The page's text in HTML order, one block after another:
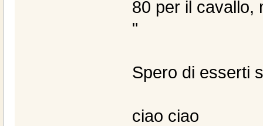
80 per il cavallo,
"
Spero di esserti
ciao ciao